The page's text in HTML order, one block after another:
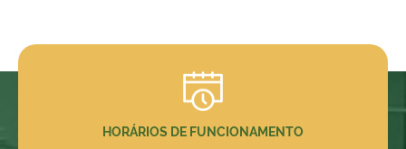
HORÁRIOS DE FUNCIONAMENTO